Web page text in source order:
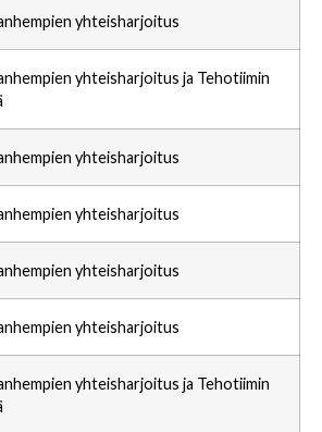
yhteisharjoitus
yhteisharjoitus ja Tehotiimin
yhteisharjoitus
yhteisharjoitus
yhteisharjoitus
yhteisharjoitus
yhteisharjoitus ja Tehotiimin